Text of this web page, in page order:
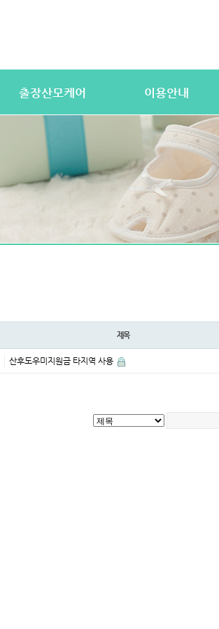
출장산모케어
산전바디케어
산후바디케어
유의사항
이용안내
대여용품
이용약관
제목
산후도우미지원금 타지역 사용